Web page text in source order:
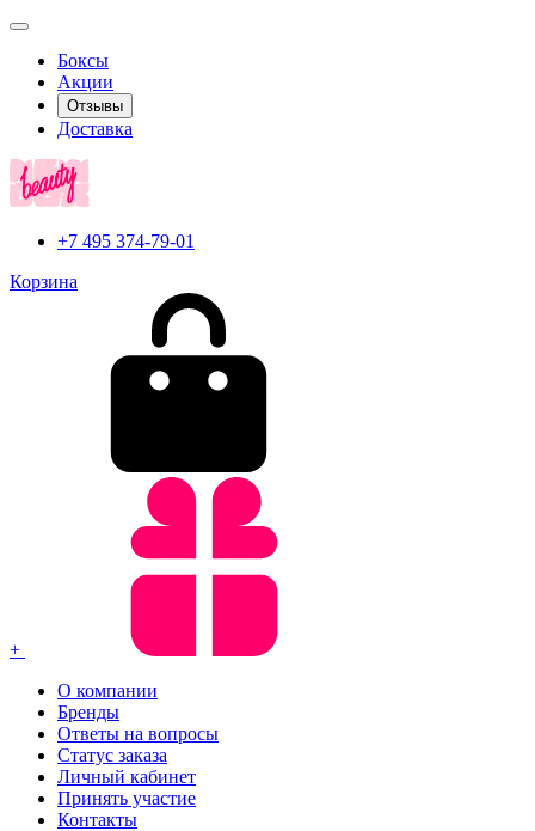
Боксы
Акции
Отзывы
Доставка
+7 495 374-79-01
Корзина
+
О компании
Бренды
Ответы на вопросы
Статус заказа
Личный кабинет
Принять участие
Контакты